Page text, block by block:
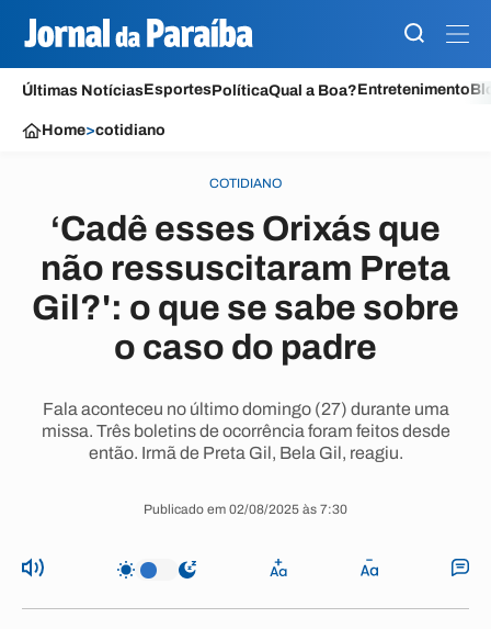
Últimas NotíciasEsportesPolíticaQual a Boa?Entretenimento
Home>cotidiano
COTIDIANO
‘Cadê esses Orixás que
não ressuscitaram Preta
Gil?': o que se sabe sobre
o caso do padre
Fala aconteceu no último domingo (27) durante uma
missa. Três boletins de ocorrência foram feitos desde
então. Irmã de Preta Gil, Bela Gil, reagiu.
Publicado em 02/08/2025 às 7:30